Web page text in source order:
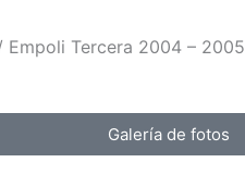
Empoli Tercera 2004 – 2005
Galería de fotos